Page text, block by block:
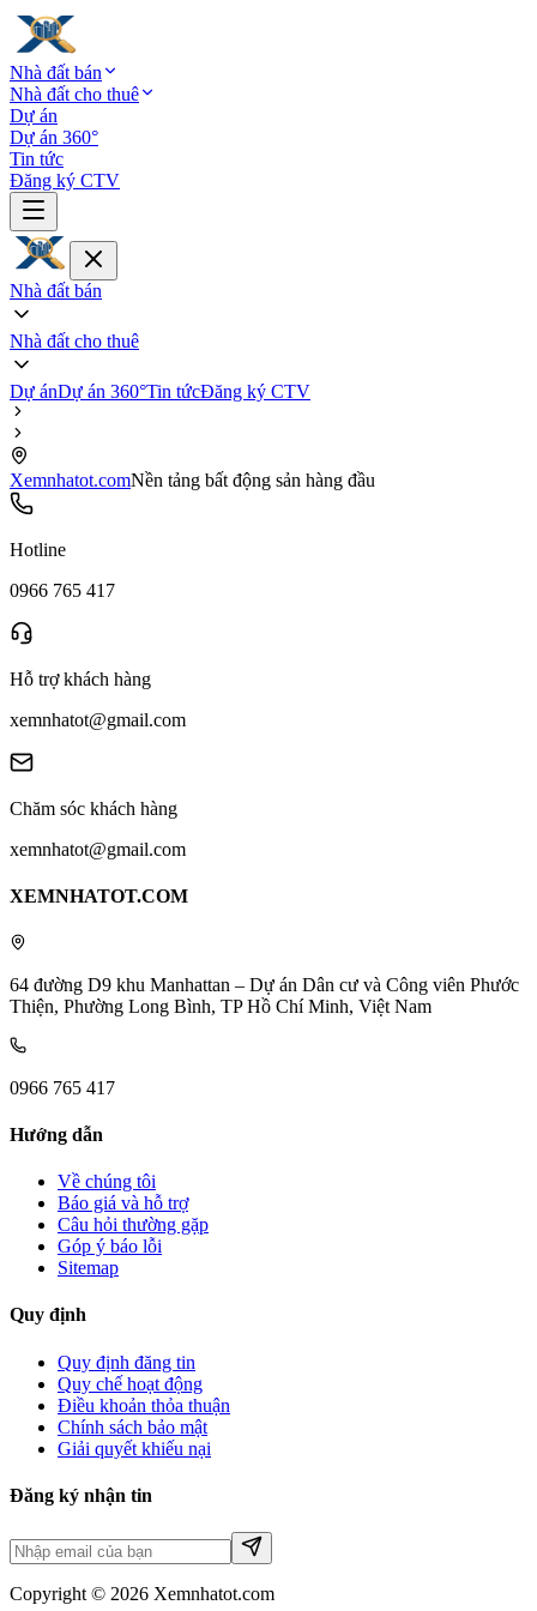
Nhà đất bán
Nhà đất cho thuê
Dự án
Dự án 360°
Tin tức
Đăng ký CTV
Nhà đất bán
Nhà đất cho thuê
Dự ánDự án 360°Tin tứcĐăng ký CTV
Xemnhatot.comNền tảng bất động sản hàng đầu
Hotline
0966 765 417
Hỗ trợ khách hàng
xemnhatot@gmail.com
Chăm sóc khách hàng
xemnhatot@gmail.com
XEMNHATOT.COM
64 đường D9 khu Manhattan – Dự án Dân cư và Công viên Phước
Thiện, Phường Long Bình, TP Hồ Chí Minh, Việt Nam
0966 765 417
Hướng dẫn
Về chúng tôi
Báo giá và hỗ trợ
Câu hỏi thường gặp
Góp ý báo lỗi
Sitemap
Quy định
Quy định đăng tin
Quy chế hoạt động
Điều khoản thỏa thuận
Chính sách bảo mật
Giải quyết khiếu nại
Đăng ký nhận tin
Copyright © 2026 Xemnhatot.com